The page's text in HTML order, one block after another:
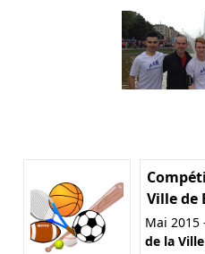
Ville de
Mai 2015
de la